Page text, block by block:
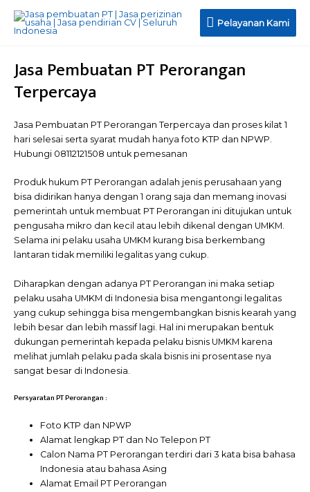
Pelayanan
Pelayanan Kami
Jasa Pembuatan PT Perorangan
Terpercaya
Jasa Pembuatan PT Perorangan Terpercaya dan proses kilat 1
hari selesai serta syarat mudah hanya foto KTP dan NPWP.
Hubungi 08112121508 untuk pemesanan
Produk hukum PT Perorangan adalah jenis perusahaan yang
bisa didirikan hanya dengan 1 orang saja dan memang inovasi
pemerintah untuk membuat PT Perorangan ini ditujukan untuk
pengusaha mikro dan kecil atau lebih dikenal dengan UMKM.
Selama ini pelaku usaha UMKM kurang bisa berkembang
lantaran tidak memiliki legalitas yang cukup.
Diharapkan dengan adanya PT Perorangan ini maka setiap
pelaku usaha UMKM di Indonesia bisa mengantongi legalitas
yang cukup sehingga bisa mengembangkan bisnis kearah yang
lebih besar dan lebih massif lagi. Hal ini merupakan bentuk
dukungan pemerintah kepada pelaku bisnis UMKM karena
melihat jumlah pelaku pada skala bisnis ini prosentase nya
sangat besar di Indonesia.
Persyaratan PT Perorangan :
Foto KTP dan NPWP
Alamat lengkap PT dan No Telepon PT
Calon Nama PT Perorangan terdiri dari 3 kata bisa bahasa
Indonesia atau bahasa Asing
Alamat Email PT Perorangan